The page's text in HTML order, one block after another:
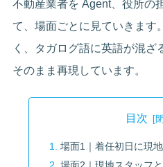
不動産業者を Agent、役所の
て、場面ごとに見ていきます
く、タガログ語に英語が混ざ
そのまま再現しています。
目次
場面1｜着任初日に現